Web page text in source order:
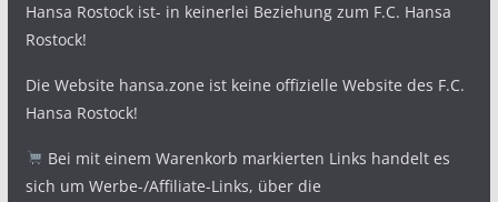
Hansa Rostock ist- in keinerlei Beziehung zum F.C. Hansa
Rostock!
Die Website hansa.zone ist keine offizielle Website des F.C.
Hansa Rostock!
Bei mit einem Warenkorb markierten Links handelt es
sich um Werbe-/Affiliate-Links, über die